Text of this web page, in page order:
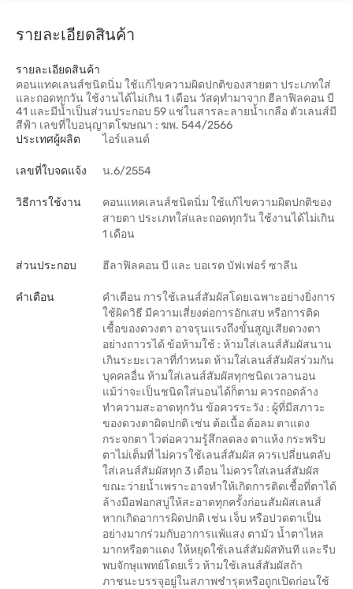
รายละเอียดสินค้า
รายละเอียดสินค้า
คอนแทคเลนส์ชนิดนิ่ม ใช้แก้ไขความผิดปกติของสายตา ประเภทใส่
และถอดทุกวัน ใช้งานได้ไม่เกิน 1 เดือน วัสดุทำมาจาก ฮีลาฟิลคอน บี
41 และมีน้ำเป็นส่วนประกอบ 59 แช่ในสารละลายน้ำเกลือ ตัวเลนส์มี
สีฟ้า เลขที่ใบอนุญาตโฆษณา : ฆพ. 544/2566
ประเทศผู้ผลิต
ไอร์แลนด์
เลขที่ใบจดแจ้ง น.6/2554
วิธีการใช้งาน
คอนแทคเลนส์ชนิดนิ่ม ใช้แก้ไขความผิดปกติของ
สายตา ประเภทใส่และถอดทุกวัน ใช้งานได้ไม่เกิน
1 เดือน
ส่วนประกอบ ฮีลาฟิลคอน บี และ บอเรต บัฟเฟอร์ ซาลีน
คำเตือน
คำเตือน การใช้เลนส์สัมผัสโดยเฉพาะอย่างยิ่งการ
ใช้ผิดวิธี มีความเสี่ยงต่อการอักเสบ หรือการติด
เชื้อของดวงตา อาจรุนแรงถึงขั้นสูญเสียดวงตา
อย่างถาวรได้ ข้อห้ามใช้ : ห้ามใส่เลนส์สัมผัสนาน
เกินระยะเวลาที่กำหนด ห้ามใส่เลนส์สัมผัสร่วมกัน
บุคคลอื่น ห้ามใส่เลนส์สัมผัสทุกชนิดเวลานอน
แม้ว่าจะเป็นชนิดใส่นอนได้ก็ตาม ควรถอดล้าง
ทำความสะอาดทุกวัน ข้อควรระวัง : ผู้ที่มีสภาวะ
ของดวงตาผิดปกติ เช่น ต้อเนื้อ ต้อลม ตาแดง
กระจกตา ไวต่อความรู้สึกลดลง ตาแห้ง กระพริบ
ตาไม่เต็มที่ ไม่ควรใช้เลนส์สัมผัส ควรเปลี่ยนตลับ
ใส่เลนส์สัมผัสทุก 3 เดือน ไม่ควรใส่เลนส์สัมผัส
ขณะว่ายน้ำเพราะอาจทำให้เกิดการติดเชื้อที่ตาได้
ล้างมือฟอกสบู่ให้สะอาดทุกครั้งก่อนสัมผัสเลนส์
หากเกิดอาการผิดปกติ เช่น เจ็บ หรือปวดตาเป็น
อย่างมากร่วมกับอาการแพ้แสง ตามัว น้ำตาไหล
มากหรือตาแดง ให้หยุดใช้เลนส์สัมผัสทันที และรีบ
พบจักษุแพทย์โดยเร็ว ห้ามใช้เลนส์สัมผัสถ้า
ภาชนะบรรจุอยู่ในสภาพชำรุดหรือถูกเปิดก่อนใช้